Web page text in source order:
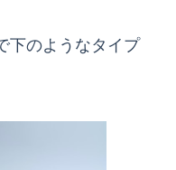
下のようなタイプ